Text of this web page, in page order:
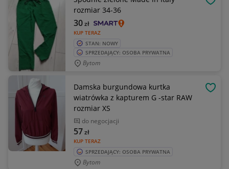
rozmiar 34-36
KUP TERAZ
30zł
STAN: NOWY
SPRZEDAJĄCY: OSOBA PRYWATNA
Bytom
Damska burgundowa kurtka
wiatrówka z kapturem G -star RAW
rozmiar XS
do negocjacji
KUP TERAZ
57zł
SPRZEDAJĄCY: OSOBA PRYWATNA
Bytom